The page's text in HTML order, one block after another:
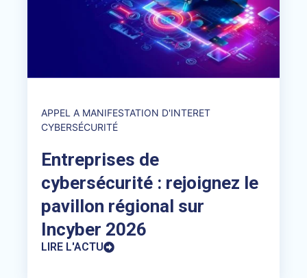
APPEL A MANIFESTATION D'INTERET
CYBERSÉCURITÉ
Entreprises de
cybersécurité : rejoignez le
pavillon régional sur
Incyber 2026
LIRE L'ACTU